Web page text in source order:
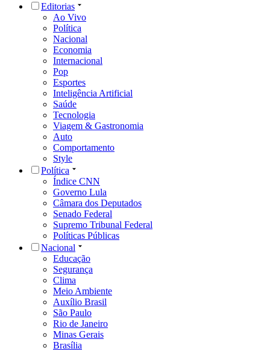
Editorias
Ao Vivo
Política
Nacional
Economia
Internacional
Pop
Esportes
Inteligência Artificial
Saúde
Tecnologia
Viagem & Gastronomia
Auto
Comportamento
Style
Política
Índice CNN
Governo Lula
Câmara dos Deputados
Senado Federal
Supremo Tribunal Federal
Políticas Públicas
Nacional
Educação
Segurança
Clima
Meio Ambiente
Auxílio Brasil
São Paulo
Rio de Janeiro
Minas Gerais
Brasília